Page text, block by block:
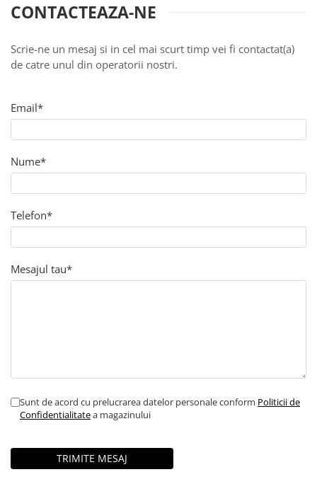
CONTACTEAZA-NE
Scrie-ne un mesaj si in cel mai scurt timp vei fi contactat(a)
de catre unul din operatorii nostri.
Email*
Nume*
Telefon*
Mesajul tau*
Sunt de acord cu prelucrarea datelor personale conform Politicii de
Confidentialitatea magazinului